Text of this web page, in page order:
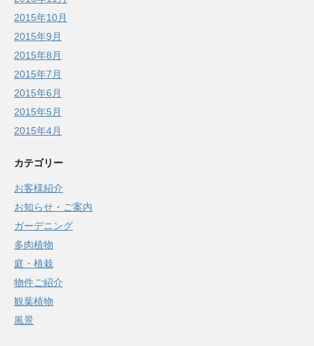
2015年10月
2015年9月
2015年8月
2015年7月
2015年6月
2015年5月
2015年4月
カテゴリー
お客様紹介
お知らせ・ご案内
ガーデニング
多肉植物
庭・植栽
物件ご紹介
観葉植物
風景